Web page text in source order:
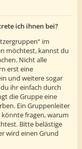
ich ihnen bei?
im
möchtest, kannst du
Nicht alle
erst eine
und weitere sogar
ihr einfach durch
die Gruppe eine
Ein Gruppenleiter
fragen, warum
Bitte belästige
wird einen Grund